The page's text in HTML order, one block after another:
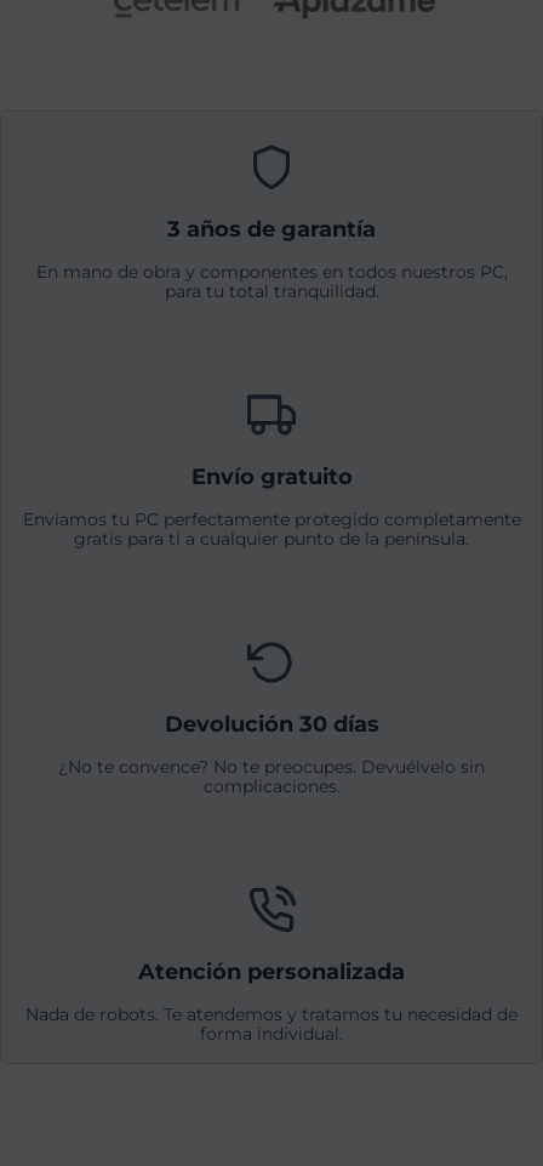
3 años de garantía
En mano de obra y componentes en todos nuestros PC,
para tu total tranquilidad.
Envío gratuito
Envíamos tu PC perfectamente protegido completamente
gratis para ti a cualquier punto de la península.
Devolución 30 días
¿No te convence? No te preocupes. Devuélvelo sin
complicaciones.
Atención personalizada
Nada de robots. Te atendemos y tratamos tu necesidad de
forma individual.